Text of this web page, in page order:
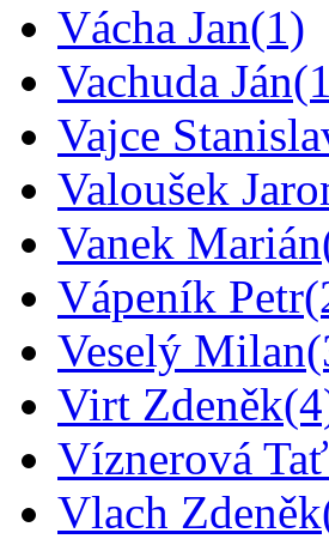
Vácha Jan(1)
Vachuda Ján
Vajce
Valoušek
Vanek Marián
Vápeník Petr
Veselý Milan
Virt Zdeněk
Víznerová
Vlach Zdeněk